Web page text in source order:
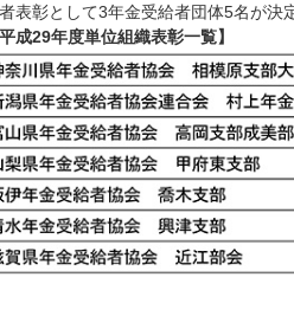
表彰として3年金受給者団体5名が決
成29年度単位組織表彰一覧】